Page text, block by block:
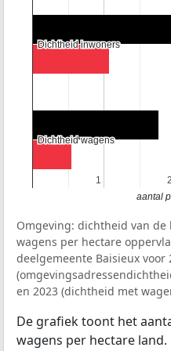
1
1 2
2
Dichtheid inwoners
Dichtheid inwoners
Dichtheid wagens
Dichtheid wagens
aantal
Omgeving: dichtheid van de
wagens per hectare
deelgemeente Baisieux voor
en 2023 (dichtheid met
De grafiek toont het
wagens per hectare